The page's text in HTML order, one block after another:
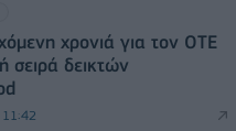
χρονιά για τον ΟΤΕ
σειρά δεικτών